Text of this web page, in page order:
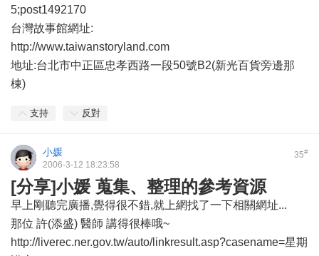
5;post1492170
台灣故事館網址:
http://www.taiwanstoryland.com
地址:台北市中正區忠孝西路一段50號B2(新光百貨旁邊那
棟)
支持 反對
35#
小媛
2006-3-12 18:23:58
[分享]小媛 蒐集、整理的參考資源
早上剛聽完廣播,覺得很不錯,就上網找了一下相關網址...
那位 許(添盛) 醫師 講得很棒哦~
http://liverec.ner.gov.tw/auto/linkresult.asp?casename=星期